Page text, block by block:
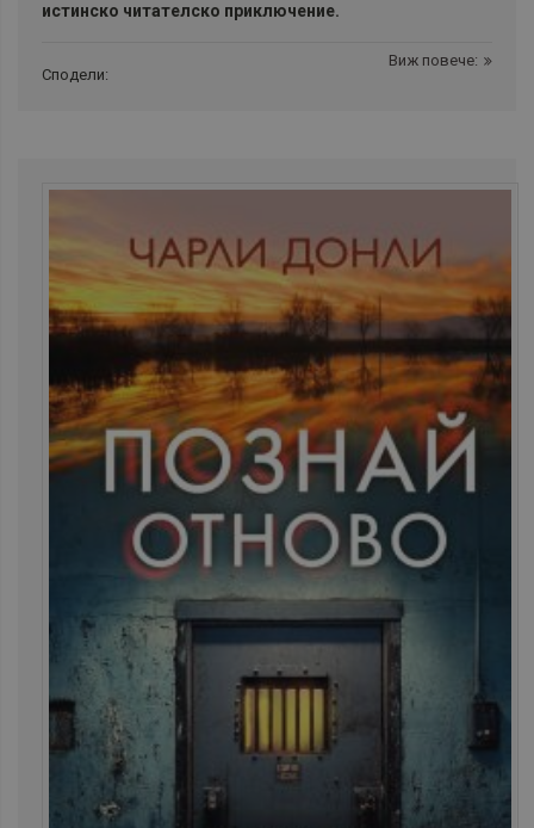
истинско читателско приключение.
Виж повече:
Сподели: